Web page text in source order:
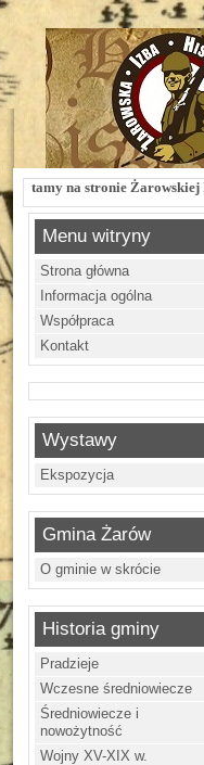
Żarowskiej Izby
Menu witryny
Strona główna
Informacja ogólna
Współpraca
Kontakt
Wystawy
Ekspozycja
Gmina Żarów
O gminie w skrócie
Historia gminy
Pradzieje
Wczesne średniowiecze
Średniowiecze i
nowożytność
Wojny XV-XIX w.